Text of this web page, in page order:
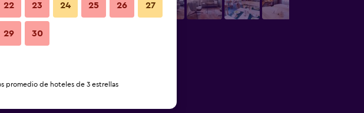
Fotos
22 23 24 25 26 27
29 30
promedio de hoteles de 3 estrellas